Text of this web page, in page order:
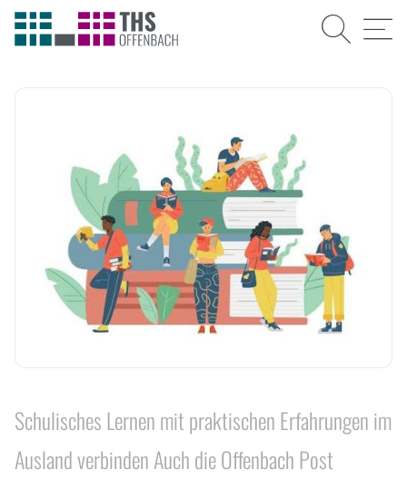
Schulisches Lernen mit praktischen Erfahrungen im
Ausland verbinden Auch die Offenbach Post